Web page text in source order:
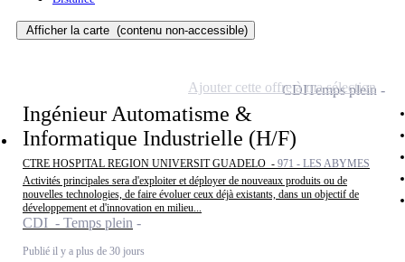
Afficher la carte (contenu non-accessible)
Ingénieur Automatisme &
Informatique Industrielle (H/F)
CTRE HOSPITAL REGION UNIVERSIT GUADELO - 971 - LES ABYMES
Activités principales sera d'exploiter et déployer de nouveaux produits ou de
nouvelles technologies, de faire évoluer ceux déjà existants, dans un objectif de
développement et d'innovation en milieu...
CDI - Temps plein
Publié il y a plus de 30 jours
CDITemps plein
Ajouter cette offre à ma sélection